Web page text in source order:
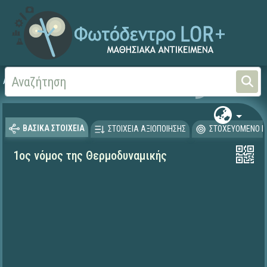
Αρχική ΕΠΑΛ - Μηχανολογία
ΒΑΣΙΚΑ ΣΤΟΙΧΕΙΑ ΣΤΟΙΧΕΙΑ ΑΞΙΟΠΟΙΗΣΗΣ ΣΤΟΧΕΥΟΜΕΝΟ
1ος νόμος της Θερμοδυναμικής